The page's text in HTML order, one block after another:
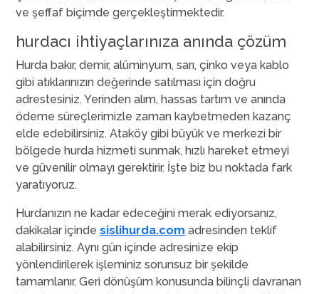
ve şeffaf biçimde gerçekleştirmektedir.
hurdacı ihtiyaçlarınıza anında çözüm
Hurda bakır, demir, alüminyum, sarı, çinko veya kablo
gibi atıklarınızın değerinde satılması için doğru
adrestesiniz. Yerinden alım, hassas tartım ve anında
ödeme süreçlerimizle zaman kaybetmeden kazanç
elde edebilirsiniz. Ataköy gibi büyük ve merkezi bir
bölgede hurda hizmeti sunmak, hızlı hareket etmeyi
ve güvenilir olmayı gerektirir. İşte biz bu noktada fark
yaratıyoruz.
Hurdanızın ne kadar edeceğini merak ediyorsanız,
dakikalar içindesislihurda.com adresinden teklif
alabilirsiniz. Aynı gün içinde adresinize ekip
yönlendirilerek işleminiz sorunsuz bir şekilde
tamamlanır. Geri dönüşüm konusunda bilinçli davranan